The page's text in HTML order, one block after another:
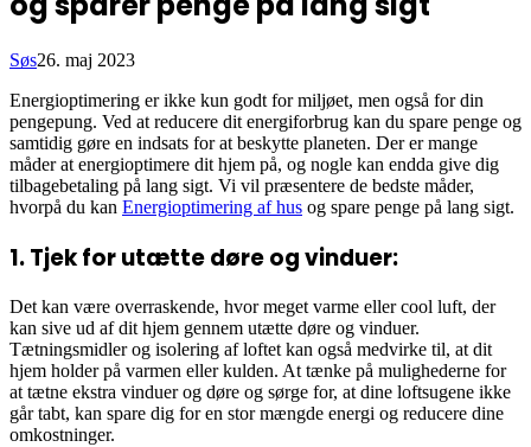
Søs26. maj 2023
Energioptimering er ikke kun godt for miljøet, men også for din
pengepung. Ved at reducere dit energiforbrug kan du spare penge og
samtidig gøre en indsats for at beskytte planeten. Der er mange
måder at energioptimere dit hjem på, og nogle kan endda give dig
tilbagebetaling på lang sigt. Vi vil præsentere de bedste måder,
hvorpå du kan Energioptimering af hus og spare penge på lang sigt.
1. Tjek for utætte døre og vinduer:
Det kan være overraskende, hvor meget varme eller cool luft, der
kan sive ud af dit hjem gennem utætte døre og vinduer.
Tætningsmidler og isolering af loftet kan også medvirke til, at dit
hjem holder på varmen eller kulden. At tænke på mulighederne for
at tætne ekstra vinduer og døre og sørge for, at dine loftsugene ikke
går tabt, kan spare dig for en stor mængde energi og reducere dine
omkostninger.